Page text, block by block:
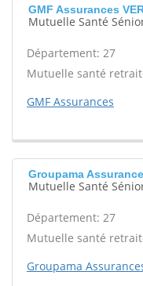
GMF Assurances
Mutuelle Santé
Département: 27
Mutuelle santé
GMF Assurances
Groupama
Mutuelle Santé
Département: 27
Mutuelle santé
Groupama